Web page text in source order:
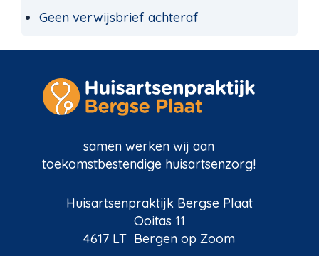
Geen verwijsbrief achteraf
samen werken wij aan
toekomstbestendige huisartsenzorg!
Huisartsenpraktijk Bergse Plaat
Ooitas 11
4617 LT Bergen op Zoom